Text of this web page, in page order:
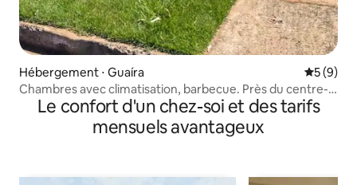
Hébergement ⋅ Guaíra
5 (9)
Chambres avec climatisation, barbecue. Près du centre-
ville/du pont
Le confort d'un chez-soi et des tarifs
mensuels avantageux